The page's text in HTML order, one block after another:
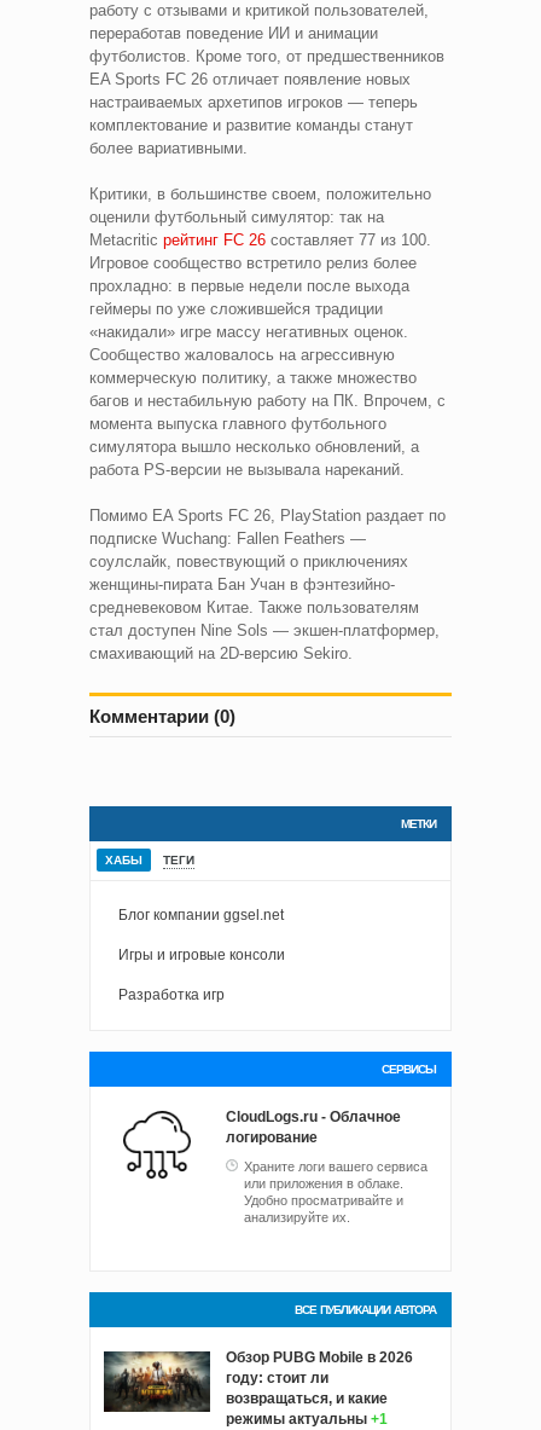
работу с отзывами и критикой пользователей,
переработав поведение ИИ и анимации
футболистов. Кроме того, от предшественников
EA Sports FC 26 отличает появление новых
настраиваемых архетипов игроков — теперь
комплектование и развитие команды станут
более вариативными.
Критики, в большинстве своем, положительно
оценили футбольный симулятор: так на
Metacritic рейтинг FC 26 составляет 77 из 100.
Игровое сообщество встретило релиз более
прохладно: в первые недели после выхода
геймеры по уже сложившейся традиции
«накидали» игре массу негативных оценок.
Сообщество жаловалось на агрессивную
коммерческую политику, а также множество
багов и нестабильную работу на ПК. Впрочем, с
момента выпуска главного футбольного
симулятора вышло несколько обновлений, а
работа PS-версии не вызывала нареканий.
Помимо EA Sports FC 26, PlayStation раздает по
подписке Wuchang: Fallen Feathers —
соулслайк, повествующий о приключениях
женщины-пирата Бан Учан в фэнтезийно-
средневековом Китае. Также пользователям
стал доступен Nine Sols — экшен-платформер,
смахивающий на 2D-версию Sekiro.
Комментарии (0)
МЕТКИ
ХАБЫ ТЕГИ
Блог компании ggsel.net
Игры и игровые консоли
Разработка игр
СЕРВИСЫ
CloudLogs.ru - Облачное
логирование
Храните логи вашего сервиса
или приложения в облаке.
Удобно просматривайте и
анализируйте их.
ВСЕ ПУБЛИКАЦИИ АВТОРА
Обзор PUBG Mobile в 2026
году: стоит ли
возвращаться, и какие
режимы актуальны +1